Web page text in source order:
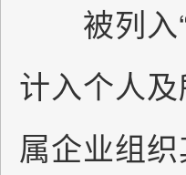
被列入“
计入个人
属企业组